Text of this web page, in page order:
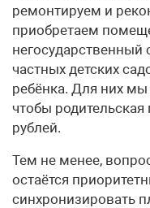
ремонтируем и
приобретаем
негосударственный
частных детских
ребёнка. Для них
чтобы
рублей.
Тем не менее,
остаётся
синхронизировать